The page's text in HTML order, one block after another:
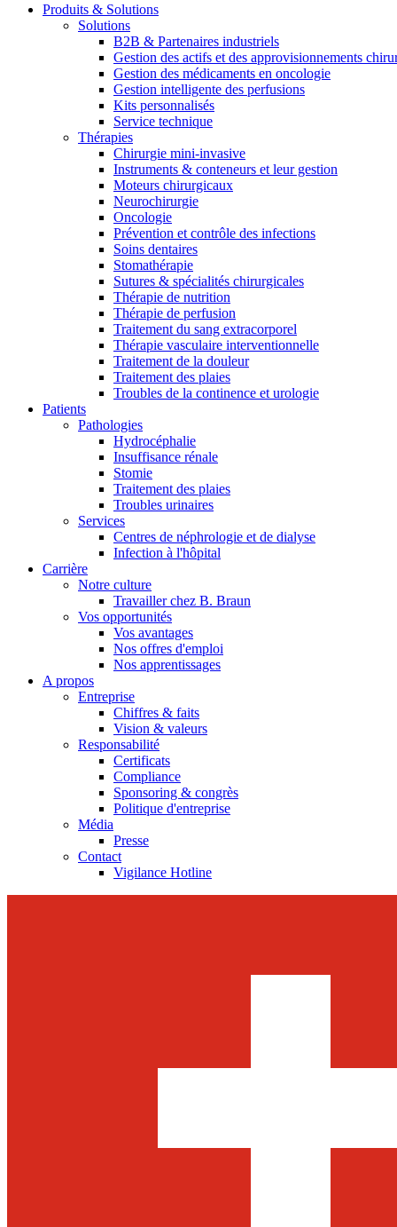
Produits & Solutions
Solutions
B2B & Partenaires industriels
Gestion des actifs et des approvisionnements
Gestion des médicaments en oncologie
Gestion intelligente des perfusions
Kits personnalisés
Service technique
Thérapies
Chirurgie mini-invasive
Instruments & conteneurs et leur gestion
Moteurs chirurgicaux
Neurochirurgie
Oncologie
Prévention et contrôle des infections
Soins dentaires
Stomathérapie
Sutures & spécialités chirurgicales
Thérapie de nutrition
Thérapie de perfusion
Traitement du sang extracorporel
Thérapie vasculaire interventionnelle
Traitement de la douleur
Traitement des plaies
Troubles de la continence et urologie
Patients
Pathologies
Hydrocéphalie
Insuffisance rénale
Stomie
Traitement des plaies
Troubles urinaires
Services
Centres de néphrologie et de dialyse
Infection à l'hôpital
Carrière
Notre culture
Travailler chez B. Braun
Vos opportunités
Vos avantages
Nos offres d'emploi
Nos apprentissages
A propos
Entreprise
Chiffres & faits
Vision & valeurs
Responsabilité
Certificats
Compliance
Sponsoring & congrès
Politique d'entreprise
Média
Presse
Contact
Vigilance Hotline